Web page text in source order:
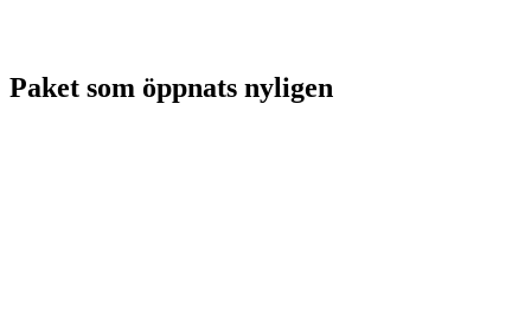
Paket som öppnats nyligen